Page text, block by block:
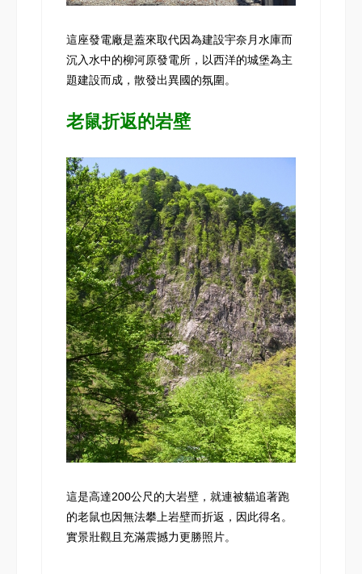
這座發電廠是蓋來取代因為建設宇奈月水庫而
沉入水中的柳河原發電所，以西洋的城堡為主
題建設而成，散發出異國的氛圍。
老鼠折返的岩壁
這是高達200公尺的大岩壁，就連被貓追著跑
的老鼠也因無法攀上岩壁而折返，因此得名。
實景壯觀且充滿震撼力更勝照片。